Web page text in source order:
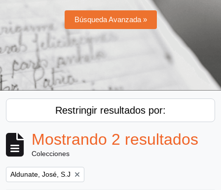
Búsqueda Avanzada »
Restringir resultados por:
Mostrando 2 resultados
Colecciones
Remove filter:
Aldunate, José, S.J